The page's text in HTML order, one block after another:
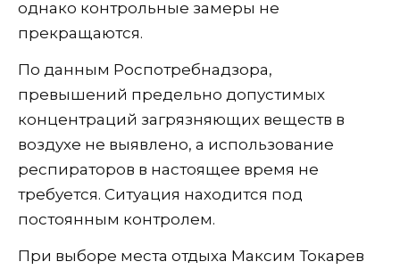
однако контрольные замеры не
прекращаются.
По данным Роспотребнадзора,
превышений предельно допустимых
концентраций загрязняющих веществ в
воздухе не выявлено, а использование
респираторов в настоящее время не
требуется. Ситуация находится под
постоянным контролем.
При выборе места отдыха Максим Токарев